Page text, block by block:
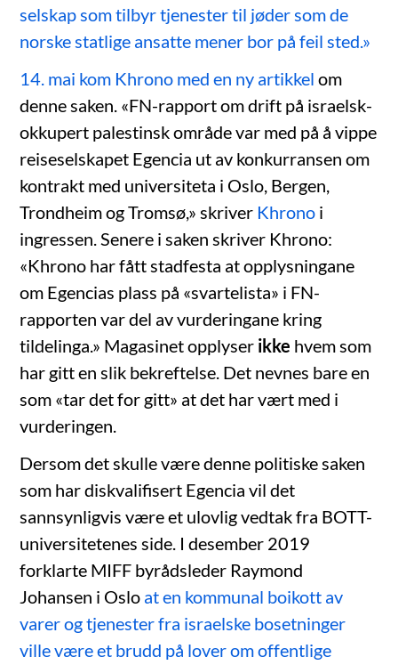
selskap som tilbyr tjenester til jøder som de
norske statlige ansatte mener bor på feil sted.»
14. mai kom Khrono med en ny artikkel om
denne saken. «FN-rapport om drift på israelsk-
okkupert palestinsk område var med på å vippe
reiseselskapet Egencia ut av konkurransen om
kontrakt med universiteta i Oslo, Bergen,
Trondheim og Tromsø,» skriver Khrono i
ingressen. Senere i saken skriver Khrono:
«Khrono har fått stadfesta at opplysningane
om Egencias plass på «svartelista» i FN-
rapporten var del av vurderingane kring
tildelinga.» Magasinet opplyser ikke hvem som
har gitt en slik bekreftelse. Det nevnes bare en
som «tar det for gitt» at det har vært med i
vurderingen.
Dersom det skulle være denne politiske saken
som har diskvalifisert Egencia vil det
sannsynligvis være et ulovlig vedtak fra BOTT-
universitetenes side. I desember 2019
forklarte MIFF byrådsleder Raymond
Johansen i Oslo at en kommunal boikott av
varer og tjenester fra israelske bosetninger
ville være et brudd på lover om offentlige